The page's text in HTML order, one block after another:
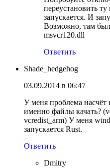
переустановить
запускается. И
Возможно, там
msvcr120.dll
Ответить
Shade_hedgehog
03.09.2014 в 06:47
У меня проблема насчёт
именно файлы качать?
vcredist_arm) У меня
запускается Rust.
Ответить
Dmitry